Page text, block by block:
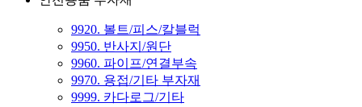
9920. 볼트/피스/칼블럭
9950. 반사지/원단
9960. 파이프/연결부속
9970. 용접/기타 부자재
9999. 카다로그/기타